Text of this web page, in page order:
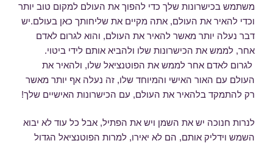
משתמש בכישרונות שלך כדי להפוך את העולם למקום טוב יותר
וכדי להאיר את העולם, אתה מקיים את שליחותך כאן בעולם.יש
דבר נעלה יותר מאשר להאיר את העולם, והוא לגרום לאדם
אחר, לממש את הכישרונות שלו ולהביא אותם לידי ביטוי.
לגרום לאדם אחר לממש את הפוטנציאל שלו, ולהאיר את
העולם עם האור האישי והמיוחד שלו, זה נעלה אף יותר מאשר
רק להתמקד בלהאיר את העולם, עם הכישרונות האישיים שלך!
לנרות חנוכה יש את השמן ויש את הפתיל, אבל כל עוד לא יבוא
השמש וידליק אותם, הם לא יאירו, למרות הפוטנציאל הגדול